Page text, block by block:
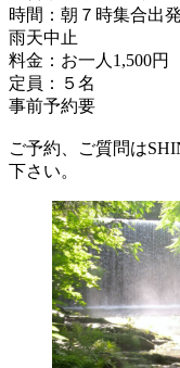
時間：朝７時集合出
雨天中止
料金：お一人1,500円
定員：５名
事前予約要
ご予約、ご質問は
下さい。